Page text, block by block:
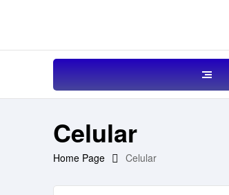
Celular
Home Page Celular